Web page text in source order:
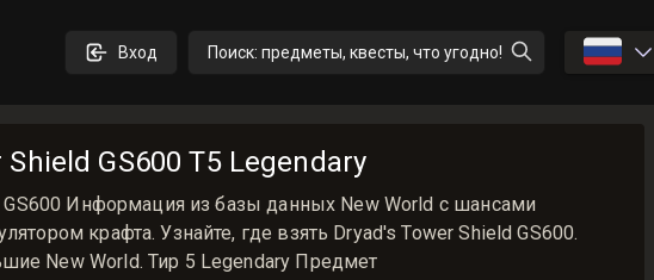
Вход Поиск: предметы, квесты, что угодно! 🇷🇺
Shield GS600 T5 Legendary
GS600 Информация из базы данных New World с шансами
крафта. Узнайте, где взять Dryad's Tower Shield GS600.
New World. Тир 5 Legendary Предмет